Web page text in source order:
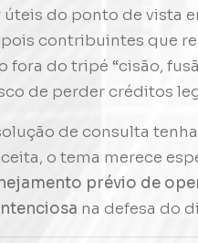
do ponto de vista
contribuintes que
fora do tripé “cisão,
de perder créditos
de consulta
o tema merece
prévio de
na defesa do